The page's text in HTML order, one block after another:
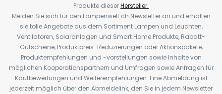
Produkte dieserHersteller.
Melden Sie sich für den Lampenwelt.ch Newsletter an und erhalten
sie tolle Angebote aus dem Sortiment Lampen und Leuchten,
Ventilatoren, Solaranlagen und Smart Home Produkte, Rabatt-
Gutscheine, Produktpreis-Reduzierungen oder Aktionspakete,
Produktempfehlungen und -vorstellungen sowie Inhalte von
möglichen Kooperationspartnern und Umfragen sowie Anfragen für
Kaufbewertungen und Weiterempfehlungen. Eine Abmeldung ist
jederzeit möglich über den Abmeldelink, den Sie in jedem Newsletter